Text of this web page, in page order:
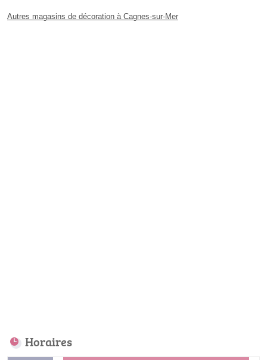
Autres magasins de décoration à Cagnes-sur-Mer
Horaires